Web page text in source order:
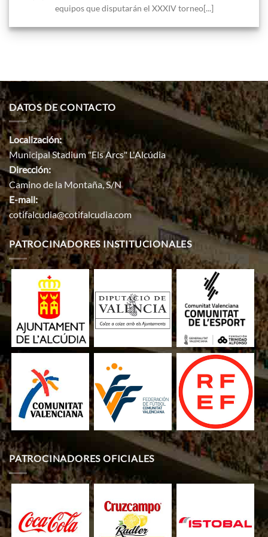
equipos que disputarán el XXXIV torneo[...]
DATOS DE CONTACTO
Localización:
Municipal Stadium "Els Arcs" L'Alcúdia
Dirección:
Camino de la Montaña, S/N
E-mail:
cotifalcudia@cotifalcudia.com
PATROCINADORES INSTITUCIONALES
PATROCINADORES OFICIALES